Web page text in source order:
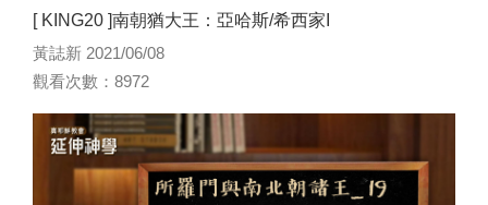
[ KING20 ]南朝猶大王：亞哈斯/希西家I
黃誌新 2021/06/08
觀看次數：8972